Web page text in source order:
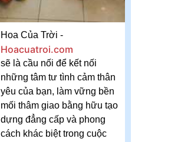
Hoa Của Trời -
Hoacuatroi.com
sẽ là cầu nối để kết nối
những tâm tư tình cảm thân
yêu của bạn, làm vững bền
mối thâm giao bằng hữu tạo
dựng đẳng cấp và phong
cách khác biệt trong cuộc